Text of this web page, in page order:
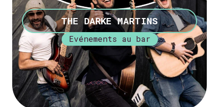
THE DARKE MARTINS
Evénements au bar